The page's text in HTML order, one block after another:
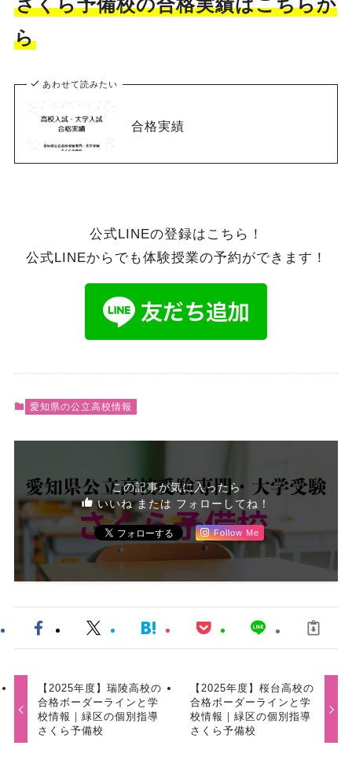
さくら予備校の合格実績はこちらか
ら
あわせて読みたい
合格実績
公式LINEの登録はこちら！
公式LINEからでも体験授業の予約ができます！
愛知県の公立高校情報
この記事が気に入ったら
いいね または フォローしてね！
Follow Me
【2025年度】瑞陵高校の
合格ボーダーラインと学
校情報｜緑区の個別指導
さくら予備校
【2025年度】桜台高校の
合格ボーダーラインと学
校情報｜緑区の個別指導
さくら予備校